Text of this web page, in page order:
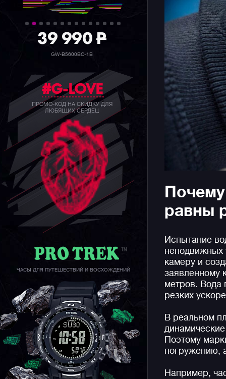
39 990P
GW-B5600BC-1B
#G-LOVE
ПРОМО-КОД НА СКИДКУ ДЛЯ
ЛЮБЯЩИХ СЕРДЕЦ
ЧАСЫ ДЛЯ ПУТЕШЕСТВИЙ И ВОСХОЖДЕНИЙ
равны
Испытание
неподвижных
камеру и
заявленному
метров. Вода
резких
В реальном
Поэтому
погружению,
Например,